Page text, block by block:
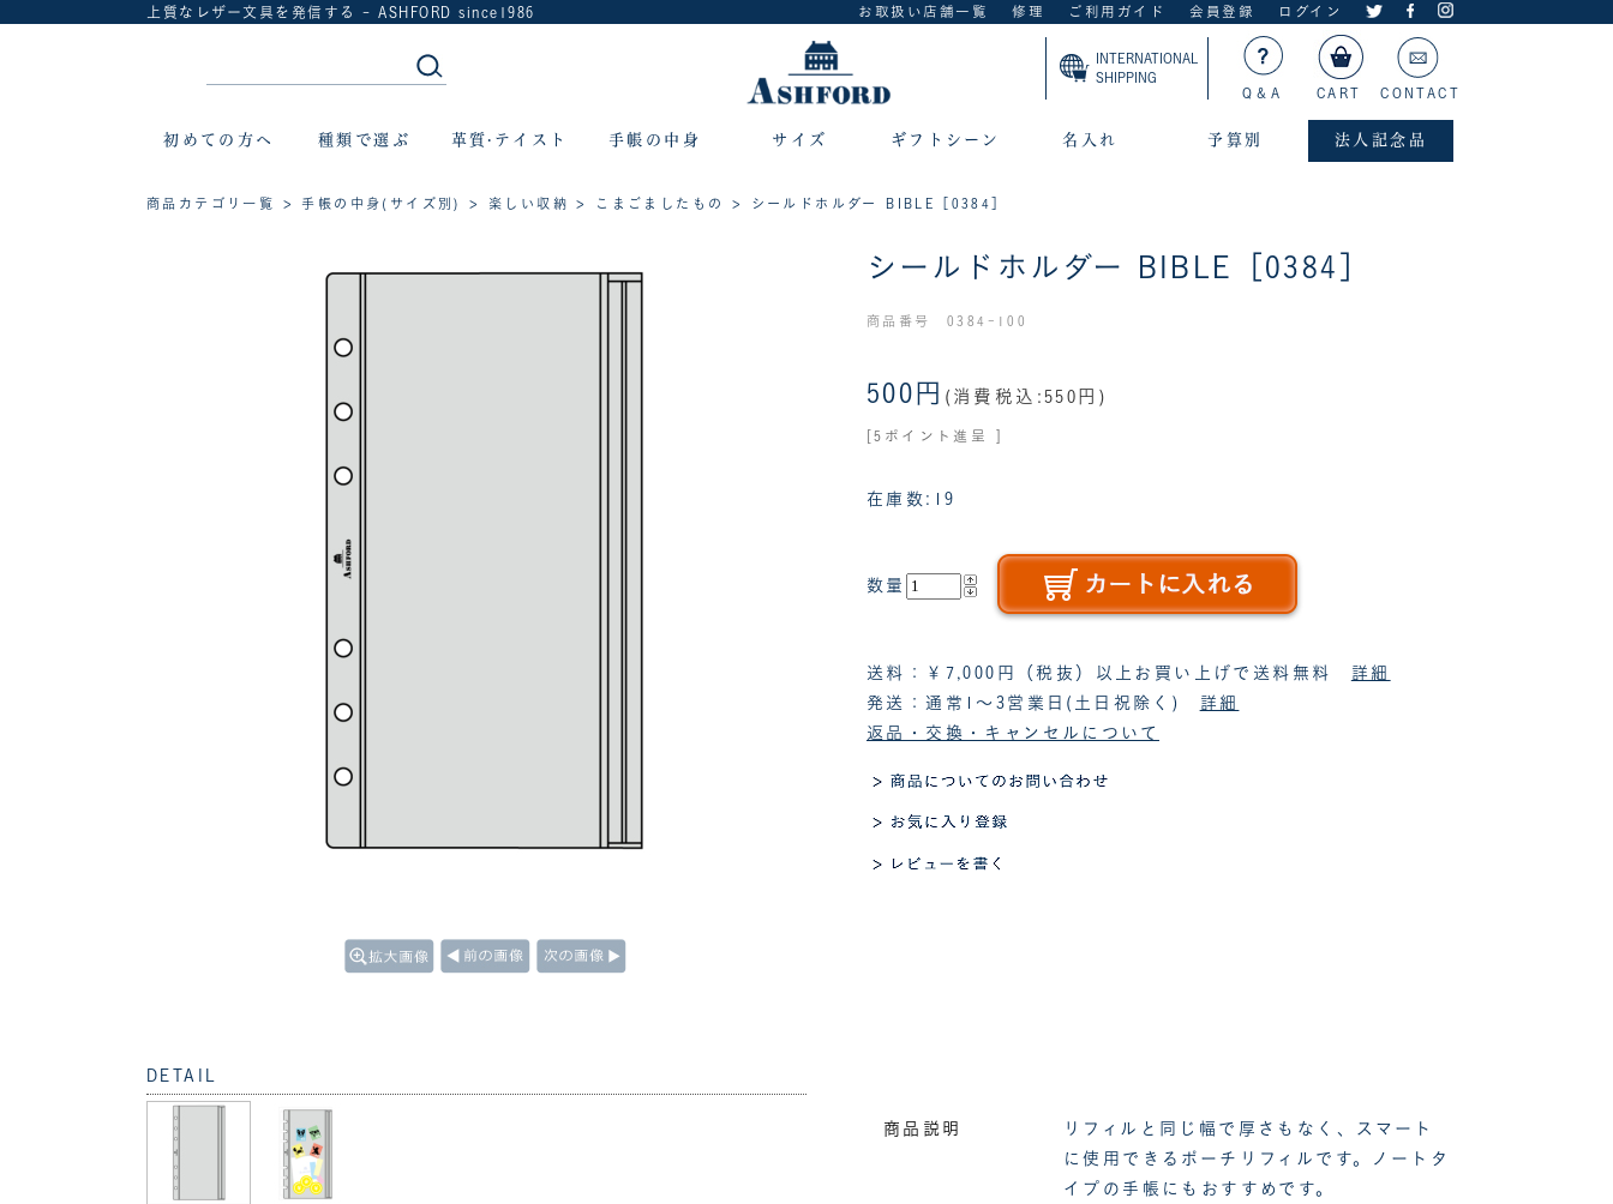
上質なレザー文具を発信する - ASHFORD since1986 お取扱い店舗一覧 修理 ご利用ガイド 会員登録 ログイン
INTERNATIONAL
SHIPPING
Q＆A
CART CONTACT
初めての方へ 種類で選ぶ 革質·テイスト 手帳の中身 サイズ ギフトシーン 名入れ 予算別 法人記念品
商品カテゴリ一覧 >手帳の中身(サイズ別) > 楽しい収納 > こまごましたもの > シールドホルダー BIBLE［0384］
シールドホルダー BIBLE［0384］
商品番号 0384-100
500円 (消費税込:550円)
[5ポイント進呈 ]
在庫数:19
数量
返品・交換・キャンセルについて
送料：￥7,000円（税抜）以上お買い上げで送料無料 詳細
発送：通常1～3営業日(土日祝除く) 詳細
DETAIL
商品説明
リフィルと同じ幅で厚さもなく、スマート
に使用できるポーチリフィルです。ノートタ
イプの手帳にもおすすめです。